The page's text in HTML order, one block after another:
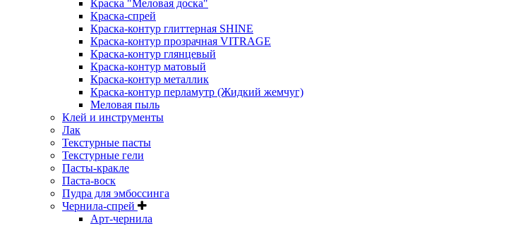
Краска "Меловая доска"
Краска-спрей
Краска-контур глиттерная SHINE
Краска-контур прозрачная VITRAGE
Краска-контур глянцевый
Краска-контур матовый
Краска-контур металлик
Краска-контур перламутр (Жидкий жемчуг)
Меловая пыль
Клей и инструменты
Лак
Текстурные пасты
Текстурные гели
Пасты-кракле
Паста-воск
Пудра для эмбоссинга
Чернила-спрей
Арт-чернила